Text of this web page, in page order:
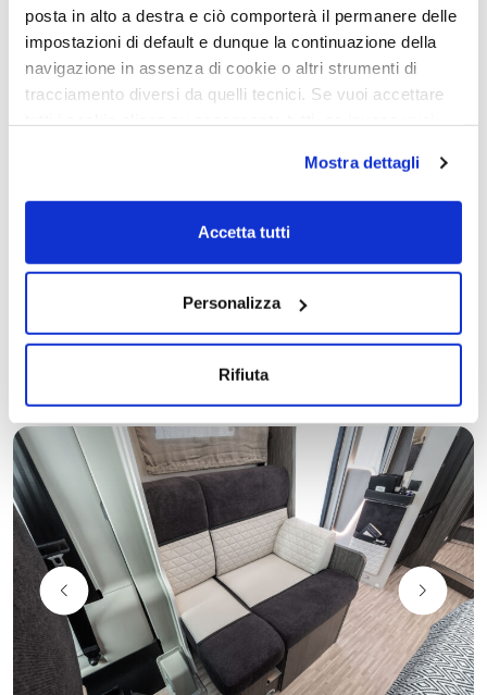
posta in alto a destra e ciò comporterà il permanere delle
impostazioni di default e dunque la continuazione della
navigazione in assenza di cookie o altri strumenti di
tracciamento diversi da quelli tecnici. Se vuoi accettare
su acconsento selezionati. Se vuoi saperne di più clicca
qui. Cliccando sul tasto "Acconsento" permetti l'utilizzo
Mostra dettagli
Accetta tutti
Personalizza
Rifiuta
Bien-être et esthétique
La salle de bains a été conçue pour être pratiques et confortables
d’exploiter au maximum l’espace disponible et de garder la pièce
longueur, avec porte-brosse à dents intégré, ajoute encore à la